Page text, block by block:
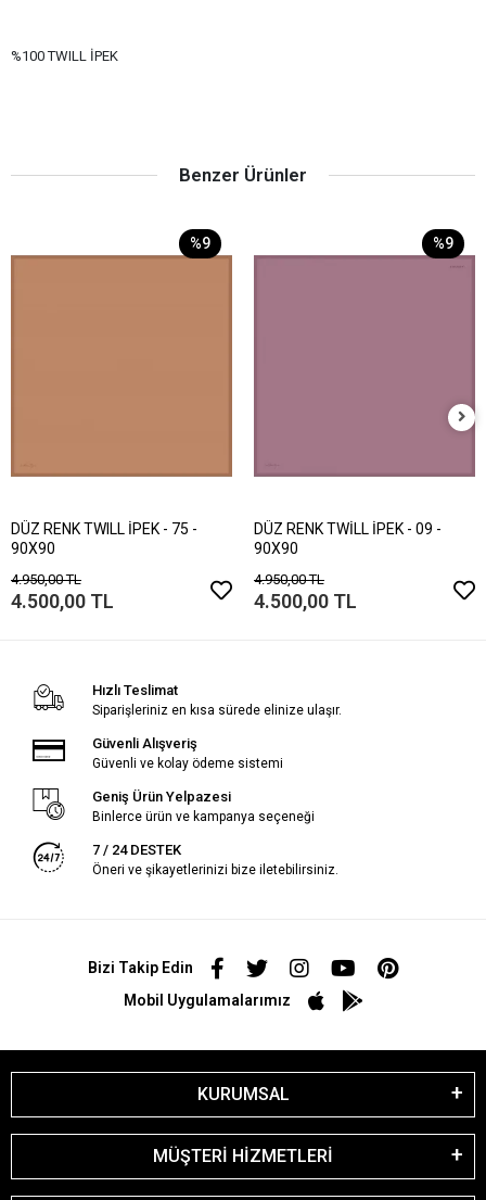
%100 TWILL İPEK
Benzer Ürünler
%9
DÜZ RENK TWILL İPEK - 75 -
90X90
4.950,00 TL
4.500,00 TL
%9
DÜZ RENK TWİLL İPEK - 09 -
90X90
4.950,00 TL
4.500,00 TL
Hızlı Teslimat
Siparişleriniz en kısa sürede elinize ulaşır.
Güvenli Alışveriş
Güvenli ve kolay ödeme sistemi
Geniş Ürün Yelpazesi
Binlerce ürün ve kampanya seçeneği
7 / 24 DESTEK
Öneri ve şikayetlerinizi bize iletebilirsiniz.
Bizi Takip Edin
Mobil Uygulamalarımız
KURUMSAL
MÜŞTERİ HİZMETLERİ